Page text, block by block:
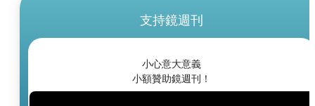
支持鏡週刊
小心意大意義
小額贊助鏡週刊！